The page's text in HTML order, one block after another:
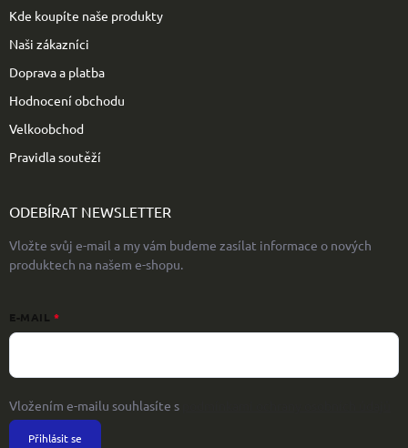
Kde koupíte naše produkty
Naši zákazníci
Doprava a platba
Hodnocení obchodu
Velkoobchod
Pravidla soutěží
ODEBÍRAT NEWSLETTER
Vložte svůj e-mail a my vám budeme zasílat informace o nových
produktech na našem e-shopu.
E-MAIL
Vložením e-mailu souhlasíte s
Přihlásit se